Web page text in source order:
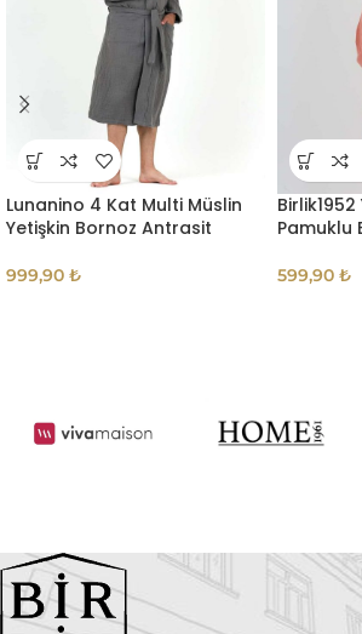
Lunanino 4 Kat Multi Müslin
Yetişkin Bornoz Antrasit
999,90 ₺
Pamuklu
599,90 ₺